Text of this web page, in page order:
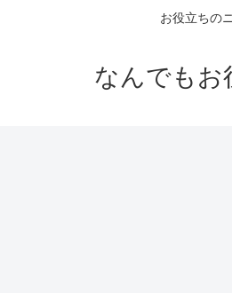
お役立ちの
なんでもお